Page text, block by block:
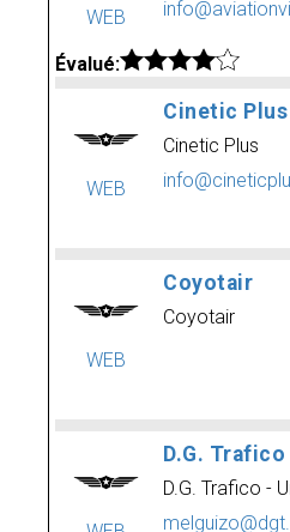
WEB
Évalué:
WEB
Cinetic Plus
Cinetic Plus
WEB
Coyotair
Coyotair
D.G.
D.G. Trafico -